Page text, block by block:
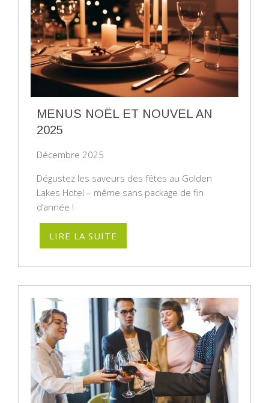
MENUS NOËL ET NOUVEL AN
2025
Décembre 2025
Dégustez les saveurs des fêtes au Golden
Lakes Hotel – même sans package de fin
d’année !
LIRE LA SUITE